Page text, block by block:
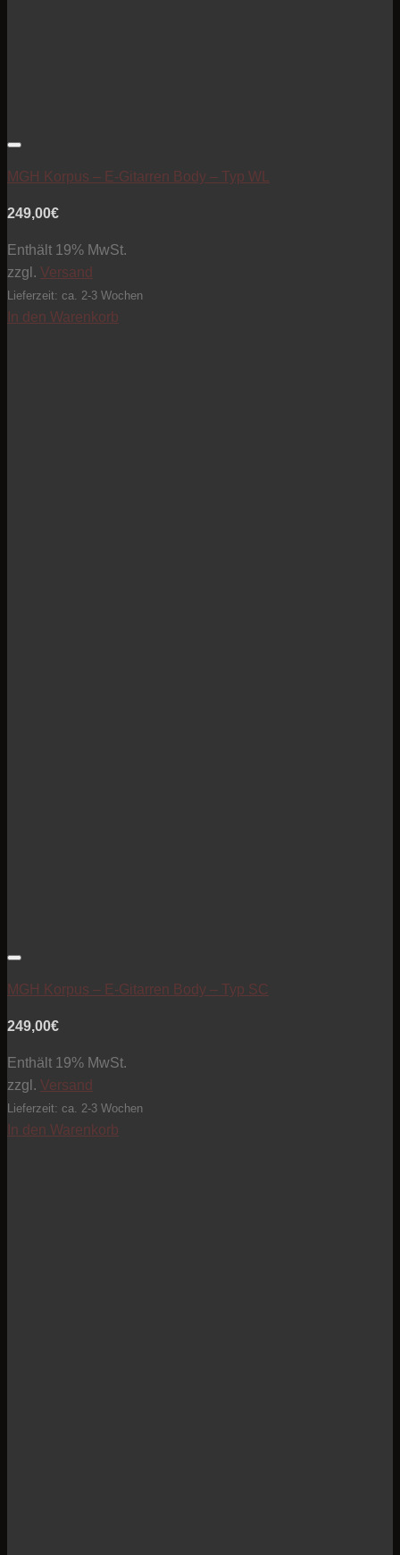
MGH Korpus – E-Gitarren Body – Typ WL
249,00€
Enthält 19% MwSt.
zzgl. Versand
Lieferzeit: ca. 2-3 Wochen
In den Warenkorb
MGH Korpus – E-Gitarren Body – Typ SC
249,00€
Enthält 19% MwSt.
zzgl. Versand
Lieferzeit: ca. 2-3 Wochen
In den Warenkorb